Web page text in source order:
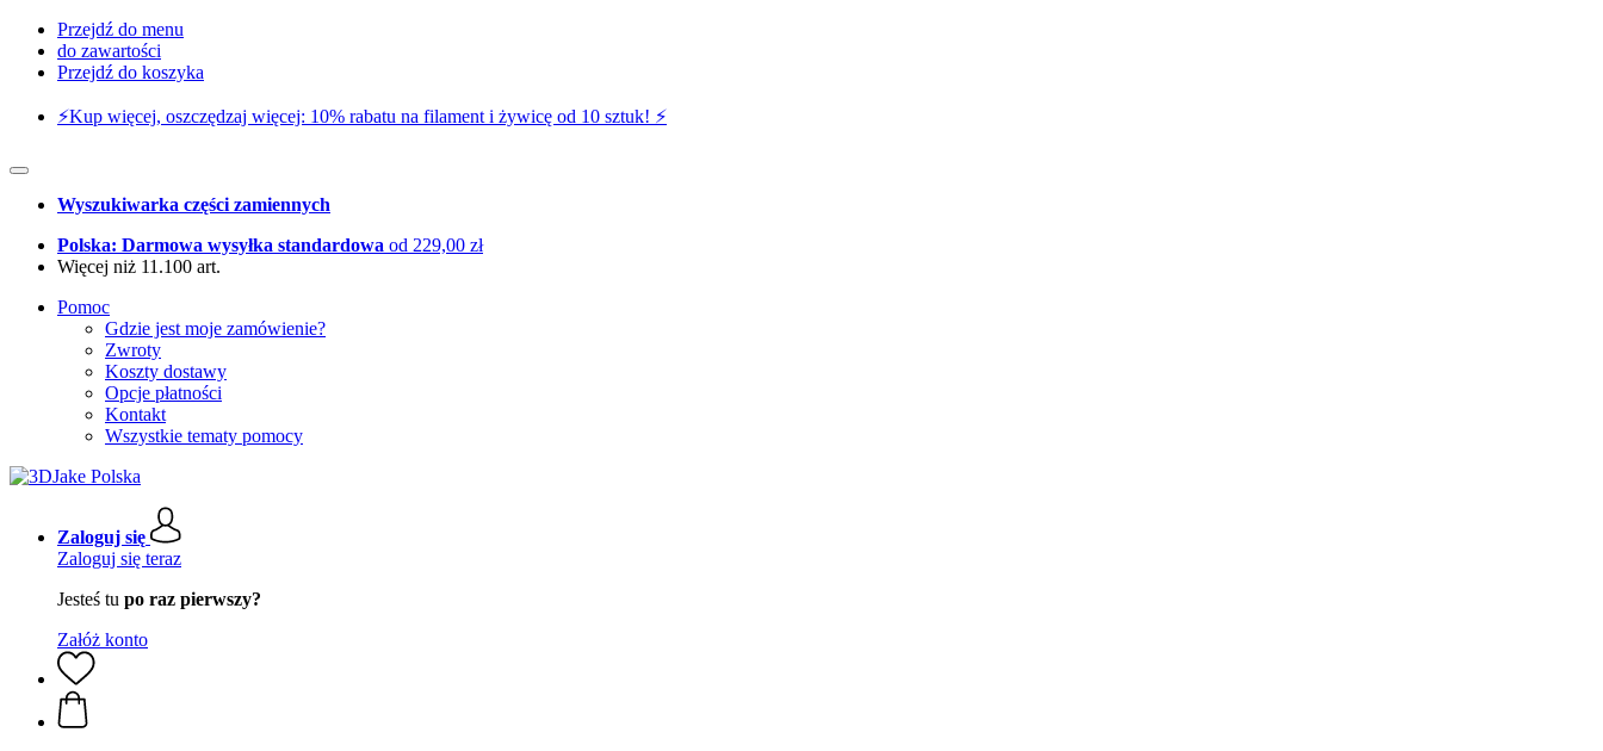
Przejdź do menu
do zawartości
Przejdź do koszyka
⚡️Kup więcej, oszczędzaj więcej: 10% rabatu na filament i żywicę od 10 sztuk! ⚡️
Wyszukiwarka części zamiennych
Polska: Darmowa wysyłka standardowa od 229,00 zł
Więcej niż 11.100 art.
Pomoc
Gdzie jest moje zamówienie?
Zwroty
Koszty dostawy
Opcje płatności
Kontakt
Wszystkie tematy pomocy
Zaloguj się
Zaloguj się teraz
Jesteś tu po raz pierwszy?
Załóż konto